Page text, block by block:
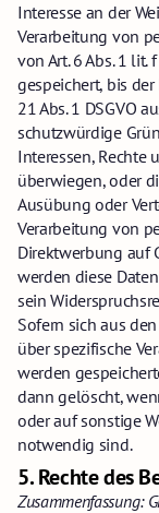
Interesse an der
Verarbeitung von
von Art. 6 Abs. 1 lit.
gespeichert, bis
21 Abs. 1 DSGVO
schutzwürdige
Interessen, Rechte
überwiegen, oder
Ausübung oder
Verarbeitung von
Direktwerbung auf
werden diese
sein
Sofern sich aus
über spezifische
werden
dann gelöscht,
oder auf sonstige
notwendig sind.
5.Rechte des
Zusammenfassung: